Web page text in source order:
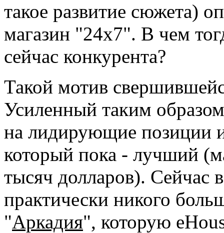
такое развитие сюжета)
магазин "24х7". В чем
сейчас конкурента?
Такой мотив
Усиленный таким
на лидирующие позиции
который пока - лучший
тысяч долларов). Сейчас
практически никого
"Аркадия", которую